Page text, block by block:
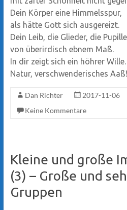
Dein Körper eine Himmelsspur,
als hätte Gott sich ausgereizt.
Dein Leib, die Glieder, die Pupille
von überirdisch ebnem Maß.
In dir zeigt sich ein höhrer Wille.
Natur, verschwenderisches Aaß!
Dan Richter 2017-11-06
Keine Kommentare
Kleine und große
(3) – Große und
Gruppen